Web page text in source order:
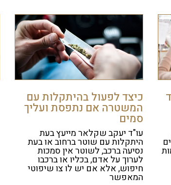
כיצד לפעול בהיתקלות עם
המשטרה אם נתפסת ועליך
סמים
עו"ד יעקב שקלאר מייעץ בעת
היתקלות עם שוטר ברחוב או בעת
נסיעה ברכב, לשוטר אין סמכות
לערוך על אדם, בכליו או ברכבו
חיפוש, אלא אם יש לו צו שיפוטי
המאפשר